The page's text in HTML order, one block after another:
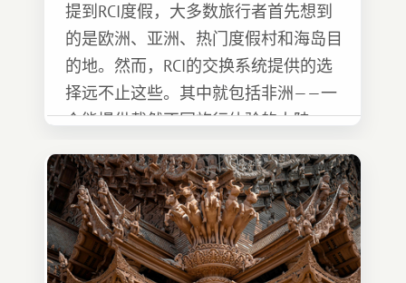
提到RCI度假，大多数旅行者首先想到
的是欧洲、亚洲、热门度假村和海岛目
的地。然而，RCI的交换系统提供的选
择远不止这些。其中就包括非洲——一
个能提供截然不同旅行体验的大陆。